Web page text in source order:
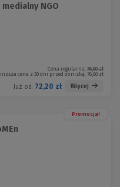
NGO
Cena regularna: 76,00 zł
cena z 30 dni przed obniżką:76,00 zł
Już od: 72,20 zł Więcej
Promocja!